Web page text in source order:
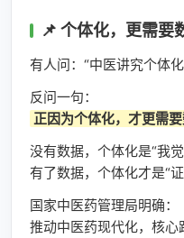
📌 个体化，更需要
有人问：“中医讲究个体
反问一句：
正因为个体化，才更需
没有数据，个体化是“我觉
有了数据，个体化才是“证
国家中医药管理局明确：
推动中医药现代化，核心